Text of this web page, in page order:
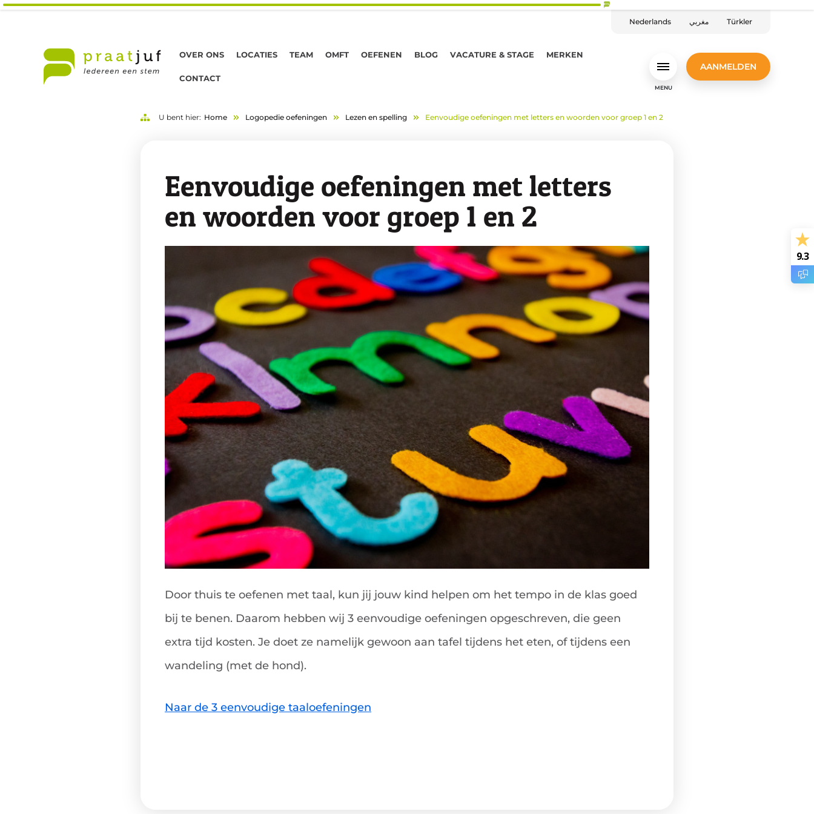
Nederlands مغربي Türkler
OVER ONS LOCATIES TEAM OMFT OEFENEN BLOG VACATURE & STAGE MERKEN
CONTACT
MENU
AANMELDEN
U bent hier: Home Logopedie oefeningen Lezen en spelling Eenvoudige oefeningen met letters en woorden voor groep 1 en 2
Eenvoudige oefeningen met letters
en woorden voor groep 1 en 2
Door thuis te oefenen met taal, kun jij jouw kind helpen om het tempo in de klas goed
bij te benen. Daarom hebben wij 3 eenvoudige oefeningen opgeschreven, die geen
extra tijd kosten. Je doet ze namelijk gewoon aan tafel tijdens het eten, of tijdens een
wandeling (met de hond).
Naar de 3 eenvoudige taaloefeningen
9.3